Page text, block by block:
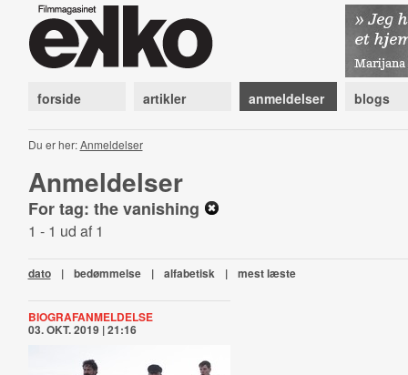
forside artikler anmeldelser blogs
Du er her:Anmeldelser
Anmeldelser
For tag: the vanishing
1 - 1 ud af 1
dato | bedømmelse | alfabetisk | mest læste
BIOGRAFANMELDELSE
03. OKT. 2019 | 21:16